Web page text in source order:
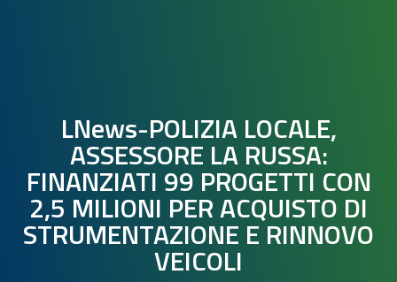
LNews-POLIZIA LOCALE,
ASSESSORE LA RUSSA:
FINANZIATI 99 PROGETTI CON
2,5 MILIONI PER ACQUISTO DI
STRUMENTAZIONE E RINNOVO
VEICOLI